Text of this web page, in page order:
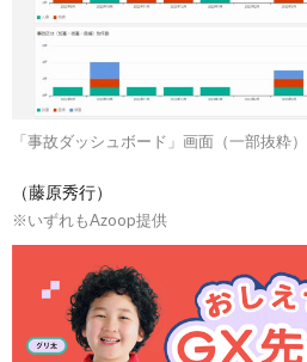
「事故ダッシュボード」画面（一部抜粋）
（藤原秀行）
※いずれもAzoop提供